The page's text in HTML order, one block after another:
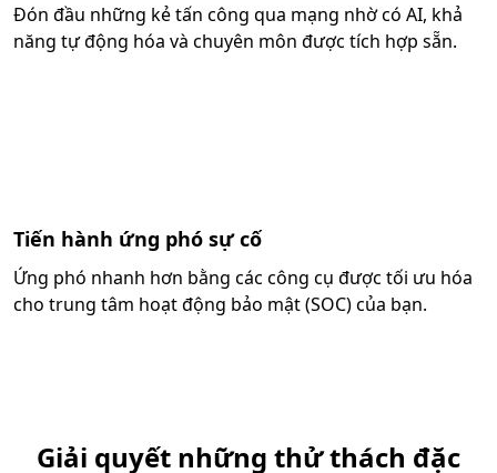
Đón đầu những kẻ tấn công qua mạng nhờ có AI, khả
năng tự động hóa và chuyên môn được tích hợp sẵn.
Tiến hành ứng phó sự cố
Ứng phó nhanh hơn bằng các công cụ được tối ưu hóa
cho trung tâm hoạt động bảo mật (SOC) của bạn.
Giải quyết những thử thách đặc